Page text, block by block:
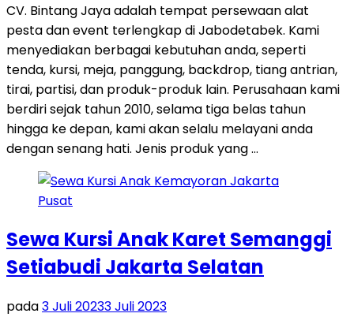
CV. Bintang Jaya adalah tempat persewaan alat
pesta dan event terlengkap di Jabodetabek. Kami
menyediakan berbagai kebutuhan anda, seperti
tenda, kursi, meja, panggung, backdrop, tiang antrian,
tirai, partisi, dan produk-produk lain. Perusahaan kami
berdiri sejak tahun 2010, selama tiga belas tahun
hingga ke depan, kami akan selalu melayani anda
dengan senang hati. Jenis produk yang …
Sewa Kursi Anak Karet Semanggi
Setiabudi Jakarta Selatan
pada3 Juli 20233 Juli 2023